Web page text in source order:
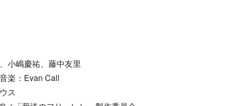
小嶋慶祐、藤中友里
楽：Evan Call
ス